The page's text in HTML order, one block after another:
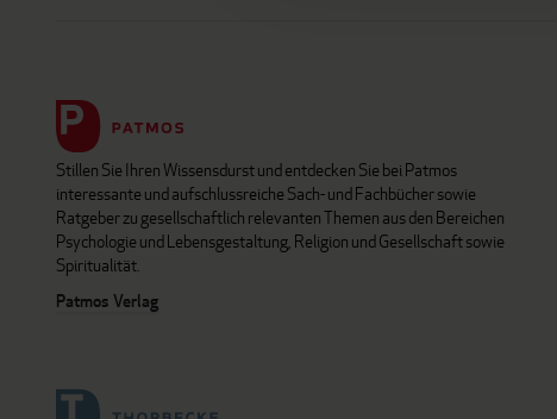
Stillen Sie Ihren Wissensdurst und entdecken Sie bei Patmos
interessante und aufschlussreiche Sach- und Fachbücher sowie
Ratgeber zu gesellschaftlich relevanten Themen aus den Bereichen
Psychologie und Lebensgestaltung, Religion und Gesellschaft sowie
Spiritualität.
Patmos Verlag